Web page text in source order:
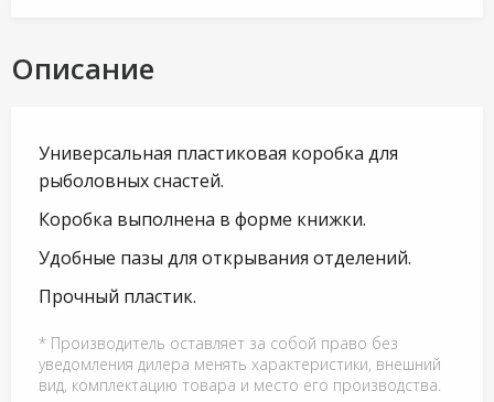
Описание
Универсальная пластиковая коробка для
рыболовных снастей.
Коробка выполнена в форме книжки.
Удобные пазы для открывания отделений.
Прочный пластик.
* Производитель оставляет за собой право без
уведомления дилера менять характеристики, внешний
вид, комплектацию товара и место его производства.